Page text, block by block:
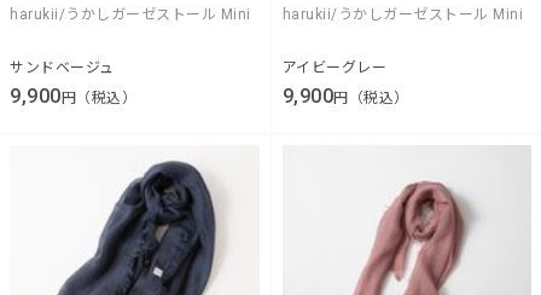
harukii/うかしガーゼストール Mini
サンドベージュ
9,900円（税込）
harukii/うかしガーゼストール Mini
アイビーグレー
9,900円（税込）